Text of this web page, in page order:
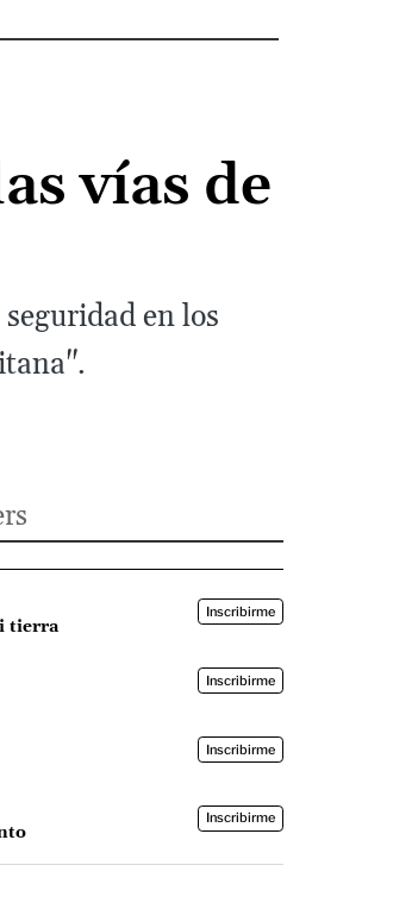
vías de
en los
tierra
Inscribirme
Inscribirme
Inscribirme
Inscribirme